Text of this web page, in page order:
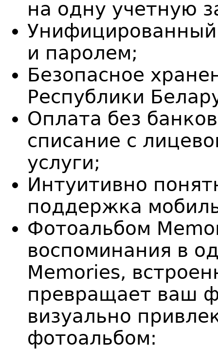
на одну учетную
и паролем;
Безопасное
Республики
Оплата без
списание с
услуги;
Интуитивно
поддержка
Фотоальбом
воспоминания в
Memories,
превращает ваш
визуально
фотоальбом: